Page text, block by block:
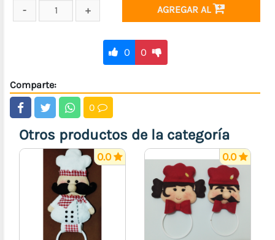
AGREGAR AL
0 0
Comparte:
0
Otros productos de la categoría
0.0 0.0